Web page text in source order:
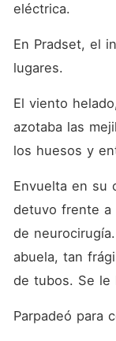
eléctrica.
En Pradset, el
lugares.
El viento
azotaba las
los huesos y
Envuelta en su
detuvo frente a
de
abuela, tan
de tubos. Se le
Parpadeó para